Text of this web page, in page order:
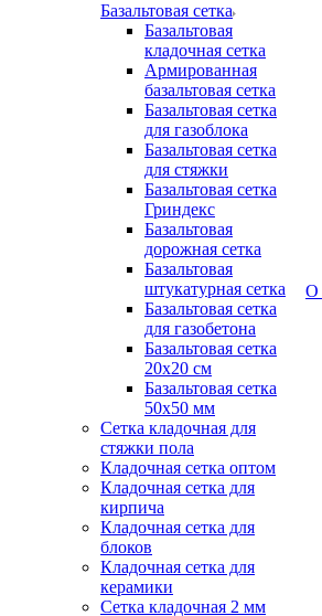
Базальтовая сетка
Базальтовая
кладочная сетка
Армированная
базальтовая сетка
Базальтовая сетка
для газоблока
Базальтовая сетка
для стяжки
Базальтовая сетка
Гриндекс
Базальтовая
дорожная сетка
Базальтовая
штукатурная сетка
Базальтовая сетка
для газобетона
Базальтовая сетка
20x20 см
Базальтовая сетка
50x50 мм
Сетка кладочная для
стяжки пола
Кладочная сетка оптом
Кладочная сетка для
кирпича
Кладочная сетка для
блоков
Кладочная сетка для
керамики
Сетка кладочная 2 мм
О